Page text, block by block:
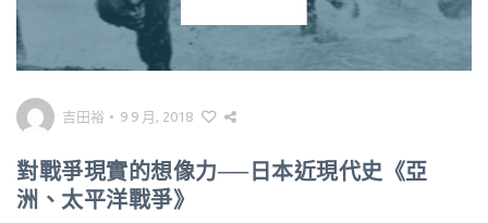
吉田裕 • 9 9 月, 2018
對戰爭現實的想像力──日本近現代史《亞
洲、太平洋戰爭》